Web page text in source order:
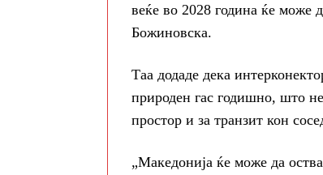
веќе во 2028 година ќе може
Божиновска.
Таа додаде дека
природен гас годишно, што
простор и за транзит кон
„Македонија ќе може да